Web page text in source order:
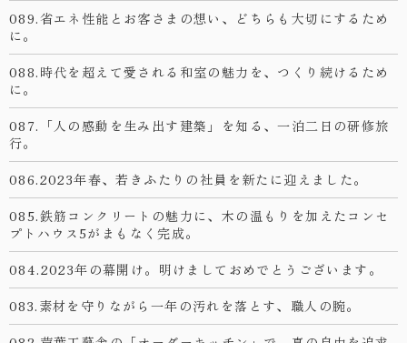
089.省エネ性能とお客さまの想い、どちらも大切にするため
に。
088.時代を超えて愛される和室の魅力を、つくり続けるため
に。
087.「人の感動を生み出す建築」を知る、一泊二日の研修旅
行。
086.2023年春、若きふたりの社員を新たに迎えました。
085.鉄筋コンクリートの魅力に、木の温もりを加えたコンセ
プトハウス5がまもなく完成。
084.2023年の幕開け。明けましておめでとうございます。
083.素材を守りながら一年の汚れを落とす、職人の腕。